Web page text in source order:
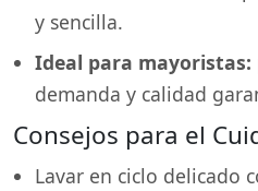
y sencilla.
Ideal para mayoristas:
demanda y calidad
Consejos para el
Lavar en ciclo delicado